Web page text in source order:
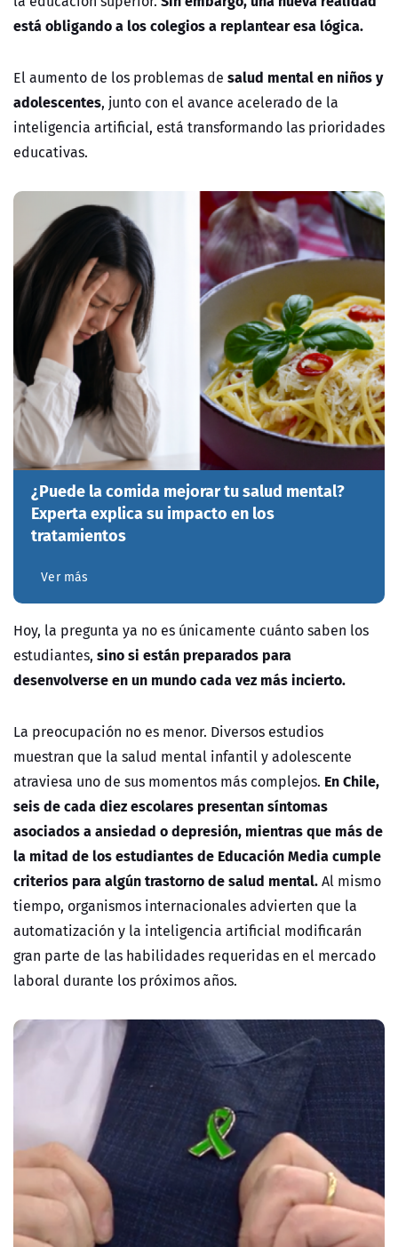
está obligando a los colegios a replantear esa lógica.
El aumento de los problemas de salud mental en niños y
adolescentes, junto con el avance acelerado de la
inteligencia artificial, está transformando las prioridades
educativas.
¿Puede la comida mejorar tu salud mental?
Experta explica su impacto en los
tratamientos
Ver más
Hoy, la pregunta ya no es únicamente cuánto saben los
estudiantes, sino si están preparados para
desenvolverse en un mundo cada vez más incierto.
La preocupación no es menor. Diversos estudios
muestran que la salud mental infantil y adolescente
atraviesa uno de sus momentos más complejos. En Chile,
seis de cada diez escolares presentan síntomas
asociados a ansiedad o depresión, mientras que más de
la mitad de los estudiantes de Educación Media cumple
criterios para algún trastorno de salud mental.Al mismo
tiempo, organismos internacionales advierten que la
automatización y la inteligencia artificial modificarán
gran parte de las habilidades requeridas en el mercado
laboral durante los próximos años.